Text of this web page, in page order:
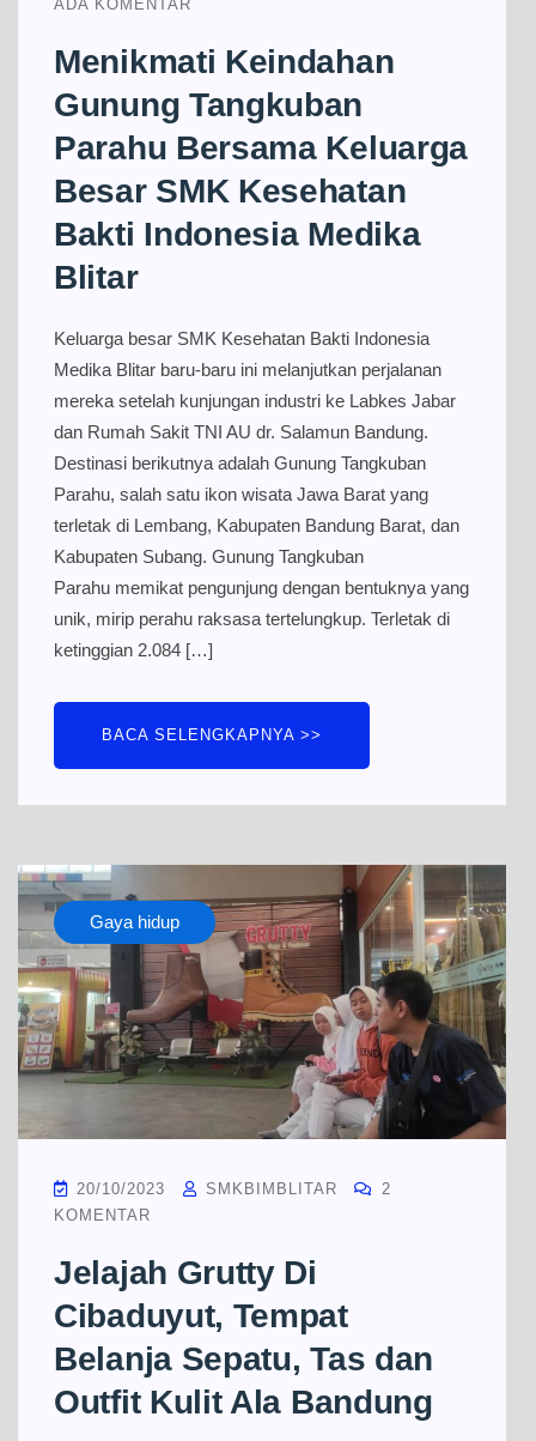
ADA KOMENTAR
Menikmati Keindahan
Gunung Tangkuban
Parahu Bersama Keluarga
Besar SMK Kesehatan
Bakti Indonesia Medika
Blitar
Keluarga besar SMK Kesehatan Bakti Indonesia
Medika Blitar baru-baru ini melanjutkan perjalanan
mereka setelah kunjungan industri ke Labkes Jabar
dan Rumah Sakit TNI AU dr. Salamun Bandung.
Destinasi berikutnya adalah Gunung Tangkuban
Parahu, salah satu ikon wisata Jawa Barat yang
terletak di Lembang, Kabupaten Bandung Barat, dan
Kabupaten Subang. Gunung Tangkuban
Parahu memikat pengunjung dengan bentuknya yang
unik, mirip perahu raksasa tertelungkup. Terletak di
ketinggian 2.084 […]
BACA SELENGKAPNYA >>
Gaya hidup
20/10/2023 SMKBIMBLITAR
2
KOMENTAR
Jelajah Grutty Di
Cibaduyut, Tempat
Belanja Sepatu, Tas dan
Outfit Kulit Ala Bandung